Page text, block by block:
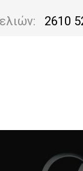
2610